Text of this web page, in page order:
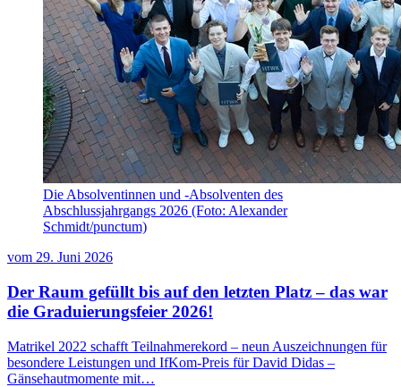
Die Absolventinnen und -Absolventen des
Abschlussjahrgangs 2026 (Foto: Alexander
Schmidt/punctum)
vom 29. Juni 2026
Der Raum gefüllt bis auf den letzten Platz – das war
die Graduierungsfeier 2026!
Matrikel 2022 schafft Teilnahmerekord – neun Auszeichnungen für
besondere Leistungen und IfKom-Preis für David Didas –
Gänsehautmomente mit…